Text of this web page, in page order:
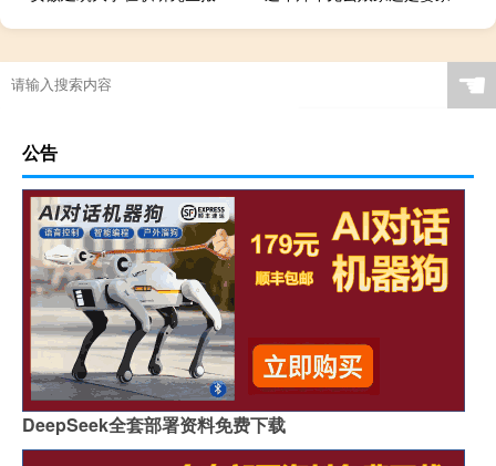
☚
公告
DeepSeek全套部署资料免费下载